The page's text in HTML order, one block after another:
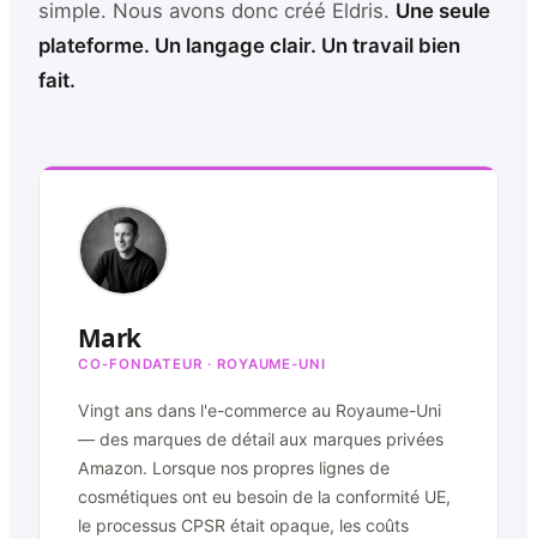
simple. Nous avons donc créé Eldris. Une seule
plateforme. Un langage clair. Un travail bien
fait.
Mark
CO-FONDATEUR · ROYAUME-UNI
Vingt ans dans l'e-commerce au Royaume-Uni
— des marques de détail aux marques privées
Amazon. Lorsque nos propres lignes de
cosmétiques ont eu besoin de la conformité UE,
le processus CPSR était opaque, les coûts